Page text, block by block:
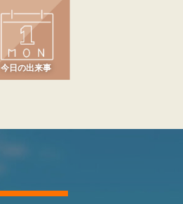
今日の出来事